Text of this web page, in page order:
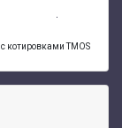
с котировками TMOS